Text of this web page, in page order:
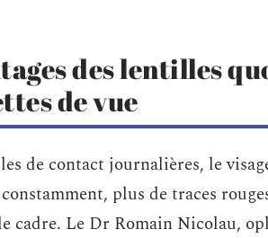
des lentilles
de vue
de contact journalières, le
plus de traces
cadre. Le Dr Romain Nicolau,